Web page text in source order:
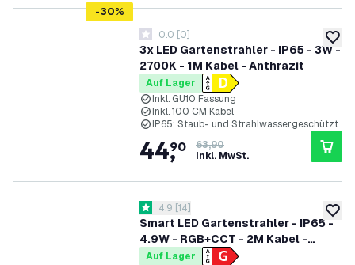
zur
-30%
3x LED Gartenstrahler - IP65 - 3W -
2700K - 1M Kabel - Anthrazit
0 Bewertungssterne
0.0 [0]
Auf Lager
Inkl. GU10 Fassung
Inkl. 100 CM Kabel
IP65: Staub- und Strahlwassergeschützt
44,
90
63,90
inkl. MwSt.
zur
Smart LED Gartenstrahler - IP65 -
4.9W - RGB+CCT - 2M Kabel -
Schwarz
Bewertungsbereich öffnen
4.9 Bewertungssterne
4.9 [14]
Auf Lager